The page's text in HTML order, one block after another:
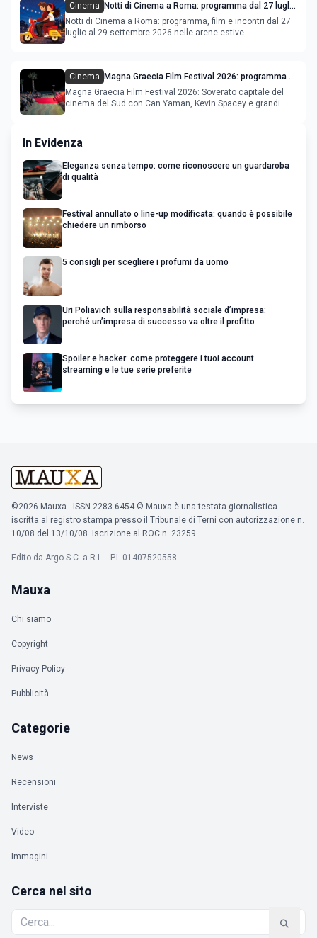
Cinema
Notti di Cinema a Roma: programma dal 27 luglio
al 2 agosto 2026
Notti di Cinema a Roma: programma, film e incontri dal 27
luglio al 29 settembre 2026 nelle arene estive.
Cinema
Magna Graecia Film Festival 2026: programma e
star internazionali
Magna Graecia Film Festival 2026: Soverato capitale del
cinema del Sud con Can Yaman, Kevin Spacey e grandi
In Evidenza
Eleganza senza tempo: come riconoscere un guardaroba
di qualità
Festival annullato o line-up modificata: quando è possibile
chiedere un rimborso
5 consigli per scegliere i profumi da uomo
Uri Poliavich sulla responsabilità sociale d’impresa:
perché un’impresa di successo va oltre il profitto
Spoiler e hacker: come proteggere i tuoi account
streaming e le tue serie preferite
©2026 Mauxa - ISSN 2283-6454 © Mauxa è una testata giornalistica
iscritta al registro stampa presso il Tribunale di Terni con autorizzazione n.
10/08 del 13/10/08. Iscrizione al ROC n. 23259.
Edito da Argo S.C. a R.L. - P.I. 01407520558
Mauxa
Chi siamo
Copyright
Privacy Policy
Pubblicità
Categorie
News
Recensioni
Interviste
Video
Immagini
Cerca nel sito